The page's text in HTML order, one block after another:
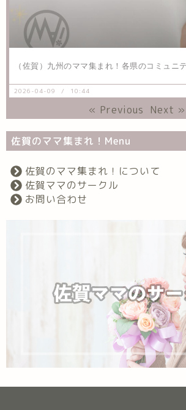
（佐賀）九州のママ集まれ！各県のコミュニ
2026-04-09 10:44
« Previous Next »
佐賀のママ集まれ！Menu
佐賀のママ集まれ！について
佐賀ママのサークル
お問い合わせ